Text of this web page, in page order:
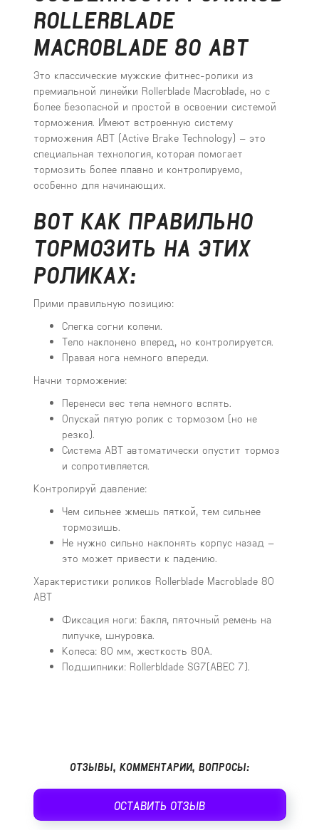
ROLLERBLADE
MACROBLADE 80 ABT
Это классические мужские фитнес-ролики из
премиальной линейки Rollerblade Macroblade, но с
более безопасной и простой в освоении системой
торможения. Имеют встроенную систему
торможения ABT (Active Brake Technology) – это
специальная технология, которая помогает
тормозить более плавно и контролируемо,
особенно для начинающих.
ВОТ КАК ПРАВИЛЬНО
ТОРМОЗИТЬ НА ЭТИХ
РОЛИКАХ:
Прими правильную позицию:
Слегка согни колени.
Тело наклонено вперед, но контролируется.
Правая нога немного впереди.
Начни торможение:
Перенеси вес тела немного вспять.
Опускай пятую ролик с тормозом (но не
резко).
Система ABT автоматически опустит тормоз
и сопротивляется.
Контролируй давление:
Чем сильнее жмешь пяткой, тем сильнее
тормозишь.
Не нужно сильно наклонять корпус назад –
это может привести к падению.
Характеристики роликов Rollerblade Macroblade 80
ABT
Фиксация ноги: бакля, пяточный ремень на
липучке, шнуровка.
Колеса: 80 мм, жесткость 80А.
Подшипники: Rollerbldade SG7(ABEC 7).
ОТЗЫВЫ, КОММЕНТАРИИ, ВОПРОСЫ:
ОСТАВИТЬ ОТЗЫВ